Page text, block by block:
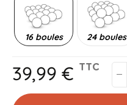
16 boules 24 boules
39,99 € TTC